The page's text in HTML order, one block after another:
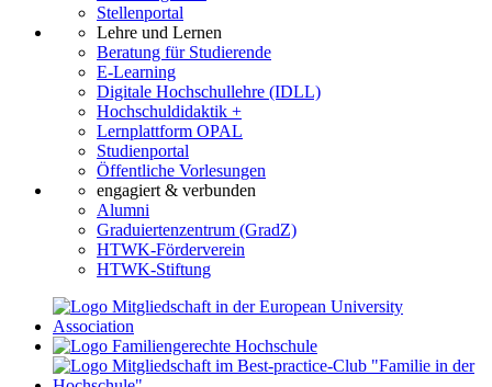
Stellenportal
Lehre und Lernen
Beratung für Studierende
E-Learning
Digitale Hochschullehre (IDLL)
Hochschuldidaktik +
Lernplattform OPAL
Studienportal
Öffentliche Vorlesungen
engagiert & verbunden
Alumni
Graduiertenzentrum (GradZ)
HTWK-Förderverein
HTWK-Stiftung